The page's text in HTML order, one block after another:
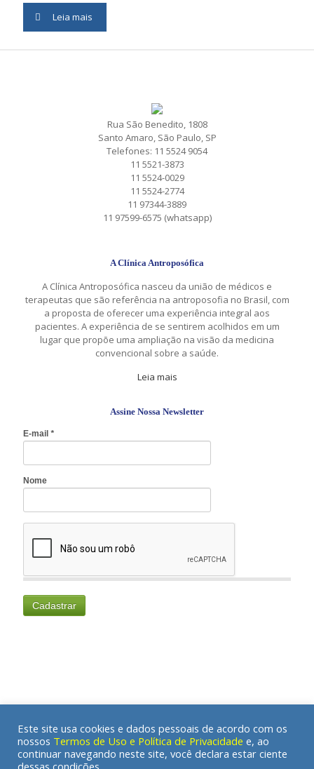
Leia mais
Rua São Benedito, 1808
Santo Amaro, São Paulo, SP
Telefones: 11 5524 9054
11 5521-3873
11 5524-0029
11 5524-2774
11 97344-3889
11 97599-6575 (whatsapp)
A Clínica Antroposófica
A Clínica Antroposófica nasceu da união de médicos e
terapeutas que são referência na antroposofia no Brasil, com
a proposta de oferecer uma experiência integral aos
pacientes. A experiência de se sentirem acolhidos em um
lugar que propõe uma ampliação na visão da medicina
convencional sobre a saúde.
Leia mais
Assine Nossa Newsletter
© 2020 A Clínica Antroposófica | Todos os direitos reservados
Este site usa cookies e dados pessoais de acordo com os
nossos Termos de Uso e Política de Privacidade e, ao
continuar navegando neste site, você declara estar ciente
dessas condições.